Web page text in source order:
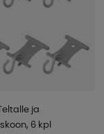
ja
6 kpl